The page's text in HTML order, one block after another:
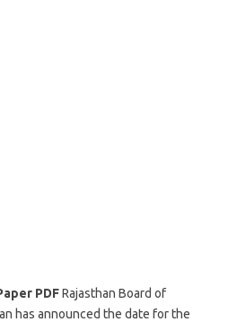
PDFRajasthan Board of
has announced the date for the